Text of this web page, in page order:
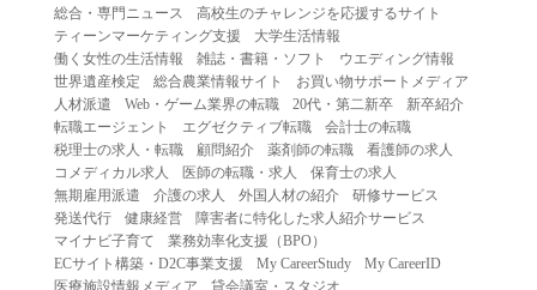
総合・専門ニュース
高校生のチャレンジを応援するサイト
ティーンマーケティング支援
大学生活情報
働く女性の生活情報
雑誌・書籍・ソフト
ウエディング情報
世界遺産検定
総合農業情報サイト
お買い物サポートメディア
人材派遣
Web・ゲーム業界の転職 20代・第二新卒
新卒紹介
転職エージェント
エグゼクティブ転職
会計士の転職
税理士の求人・転職
顧問紹介 薬剤師の転職
看護師の求人
コメディカル求人
医師の転職・求人
保育士の求人
無期雇用派遣
介護の求人 外国人材の紹介
研修サービス
発送代行
健康経営
障害者に特化した求人紹介サービス
マイナビ子育て
業務効率化支援（BPO）
ECサイト構築・D2C事業支援
My CareerStudy
My CareerID
医療施設情報メディア
貸会議室・スタジオ